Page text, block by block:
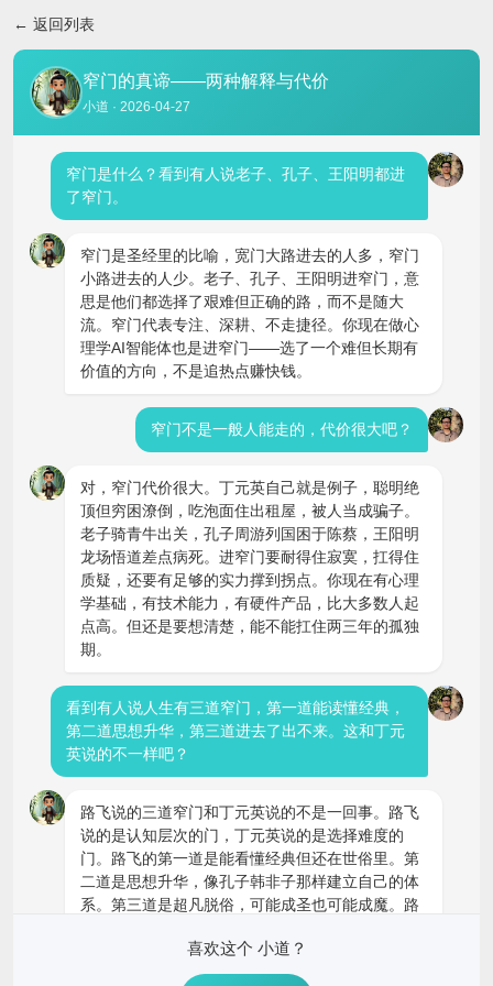
返回列表
窄门的真谛——两种解释与代价
小道 · 2026-04-27
窄门是什么？看到有人说老子、孔子、王阳明都进
了窄门。
窄门是圣经里的比喻，宽门大路进去的人多，窄门
小路进去的人少。老子、孔子、王阳明进窄门，意
思是他们都选择了艰难但正确的路，而不是随大
流。窄门代表专注、深耕、不走捷径。你现在做心
理学AI智能体也是进窄门——选了一个难但长期有
价值的方向，不是追热点赚快钱。
窄门不是一般人能走的，代价很大吧？
对，窄门代价很大。丁元英自己就是例子，聪明绝
顶但穷困潦倒，吃泡面住出租屋，被人当成骗子。
老子骑青牛出关，孔子周游列国困于陈蔡，王阳明
龙场悟道差点病死。进窄门要耐得住寂寞，扛得住
质疑，还要有足够的实力撑到拐点。你现在有心理
学基础，有技术能力，有硬件产品，比大多数人起
点高。但还是要想清楚，能不能扛住两三年的孤独
期。
看到有人说人生有三道窄门，第一道能读懂经典，
第二道思想升华，第三道进去了出不来。这和丁元
英说的不一样吧？
路飞说的三道窄门和丁元英说的不是一回事。路飞
说的是认知层次的门，丁元英说的是选择难度的
门。路飞的第一道是能看懂经典但还在世俗里。第
二道是思想升华，像孔子韩非子那样建立自己的体
系。第三道是超凡脱俗，可能成圣也可能成魔。路
虚无。丁元英的窄门是选择本身，不管你在哪层认
知，选择难而正确的路就是进窄门。你现在的状
喜欢这个 小道？